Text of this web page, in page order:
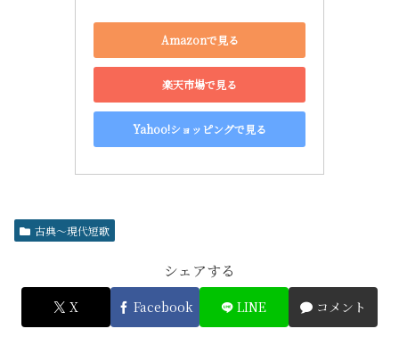
Amazonで見る
楽天市場で見る
Yahoo!ショッピングで見る
古典～現代短歌
シェアする
X Facebook LINE コメント